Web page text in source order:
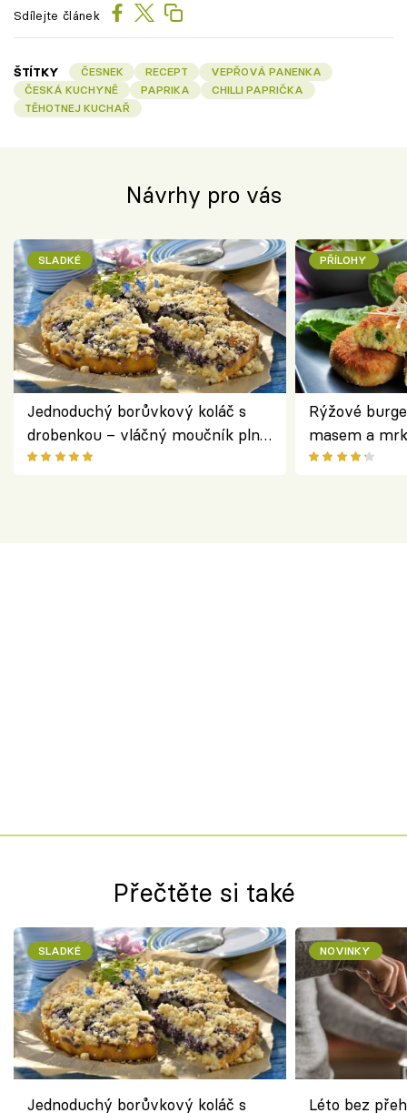
Sdílejte článek
ŠTÍTKY ČESNEK RECEPT
VEPŘOVÁ PANENKA
ČESKÁ KUCHYNĚ
PAPRIKA
CHILLI PAPRIČKA
TĚHOTNEJ KUCHAŘ
Návrhy pro vás
SLADKÉ
Jednoduchý borůvkový koláč s
drobenkou – vláčný moučník plný
ovoce
PŘÍLOHY
Rýžové
masem a
salátem –
Přečtěte si také
SLADKÉ
Jednoduchý borůvkový koláč s
NOVINKY
Léto bez